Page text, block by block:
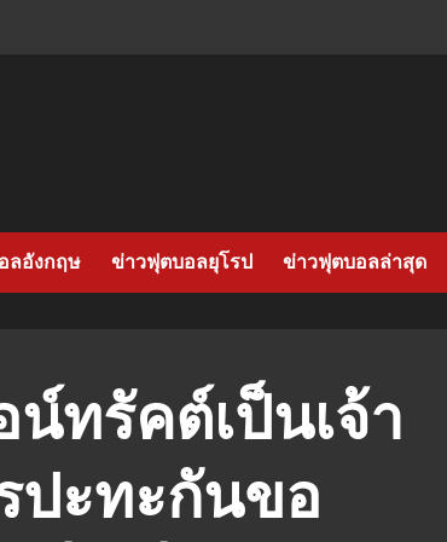
ลอังกฤษ ข่าวฟุตบอลยุโรป ข่าวฟุตบอลล่าสุด
ทรัคต์เป็นเจ้า
ปะทะกันขอ